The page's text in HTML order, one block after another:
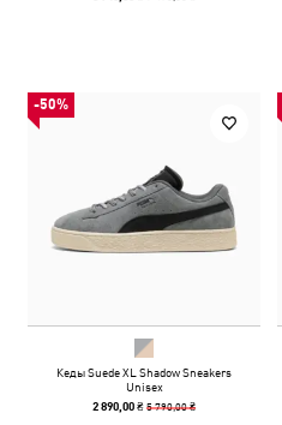
-50%
Кеды Suede XL Shadow Sneakers
Unisex
2 890,00 ₴5 790,00 ₴